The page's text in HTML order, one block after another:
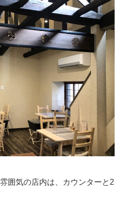
囲気の店内は、カウンターと2